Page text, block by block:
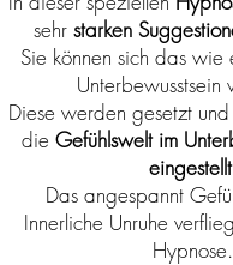
sehr starken
Sie können sich das wie
Unterbewusstsein
Diese werden gesetzt
die Gefühlswelt im
Das angespannt
Innerliche Unruhe
Hypnose.